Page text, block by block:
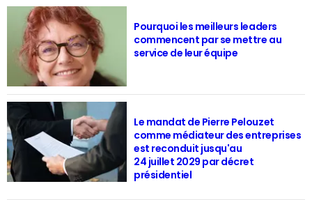
Pourquoi les meilleurs leaders
commencent par se mettre au
service de leur équipe
Le mandat de Pierre Pelouzet
comme médiateur des entreprises
est reconduit jusqu'au
24 juillet 2029 par décret
présidentiel